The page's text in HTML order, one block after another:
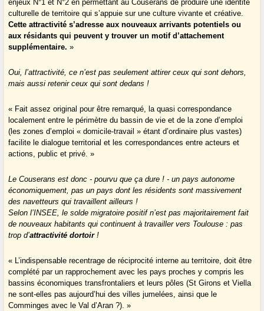
enjeux N°1 et N°2 en permettant au Couserans de produire une identité
culturelle de territoire qui s’appuie sur une culture vivante et créative.
Cette attractivité s’adresse aux nouveaux arrivants potentiels ou
aux résidants qui peuvent y trouver un motif d’attachement
supplémentaire. »
Oui, l’attractivité, ce n’est pas seulement attirer ceux qui sont dehors,
mais aussi retenir ceux qui sont dedans !
« Fait assez original pour être remarqué, la quasi correspondance
localement entre le périmètre du bassin de vie et de la zone d’emploi
(les zones d’emploi « domicile-travail » étant d’ordinaire plus vastes)
facilite le dialogue territorial et les correspondances entre acteurs et
actions, public et privé. »
Le Couserans est donc - pourvu que ça dure ! - un pays autonome
économiquement, pas un pays dont les résidents sont massivement
des navetteurs qui travaillent ailleurs !
Selon l’INSEE, le solde migratoire positif n’est pas majoritairement fait
de nouveaux habitants qui continuent à travailler vers Toulouse : pas
trop d’attractivité dortoir!
« L’indispensable recentrage de réciprocité interne au territoire, doit être
complété par un rapprochement avec les pays proches y compris les
bassins économiques transfrontaliers et leurs pôles (St Girons et Viella
ne sont-elles pas aujourd’hui des villes jumelées, ainsi que le
Comminges avec le Val d’Aran ?). »